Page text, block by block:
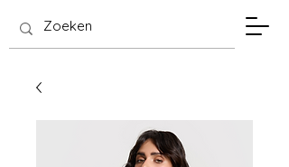
SIS Hasselt